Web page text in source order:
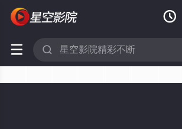

 